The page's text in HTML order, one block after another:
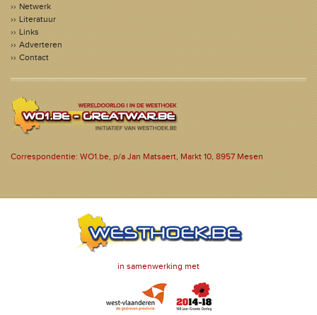
Netwerk
Literatuur
Links
Adverteren
Contact
Correspondentie: WO1.be, p/a Jan Matsaert, Markt 10, 8957 Mesen
in samenwerking met